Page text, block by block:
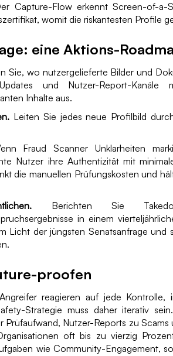
Capture-Flow erkennt Screen-of-a-
womit die riskantesten Profile
eine Aktions-
Sie, wo nutzergelieferte Bilder und
und Nutzer-Report-Kanäle
Inhalte aus.
Leiten Sie jedes neue Profilbild
Fraud Scanner Unklarheiten
Nutzer ihre Authentizität mit
die manuellen Prüfungskosten und
Berichten Sie
in einem
Licht der jüngsten Senatsanfrage und
proofen
reagieren auf jede Kontrolle,
Strategie muss daher iterativ
Prüfaufwand, Nutzer-Reports zu Scams
oft bis zu vierzig
wie Community-Engagement,